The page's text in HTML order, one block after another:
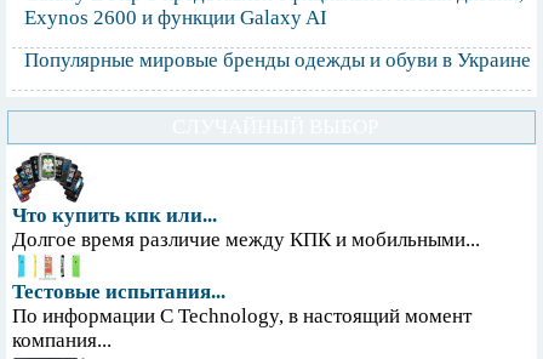
Exynos 2600 и функции Galaxy AI
Популярные мировые бренды одежды и обуви в Украине
Что купить кпк или...
Долгое время различие между КПК и мобильными...
Тестовые испытания...
По информации С Technology, в настоящий момент
компания...